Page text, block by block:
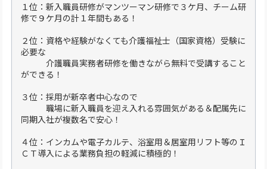
１位：新入職員研修がマンツーマン研修で３ケ月、チーム研
修で９ケ月の計１年間もある！
２位：資格や経験がなくても介護福祉士（国家資格）受験に
必要な
介護職員実務者研修を働きながら無料で受講すること
ができる！
３位：採用が新卒者中心なので
職場に新入職員を迎え入れる雰囲気がある＆配属先に
同期入社が複数名で安心！
４位：インカムや電子カルテ、浴室用＆居室用リフト等のＩ
ＣＴ導入による業務負担の軽減に積極的！